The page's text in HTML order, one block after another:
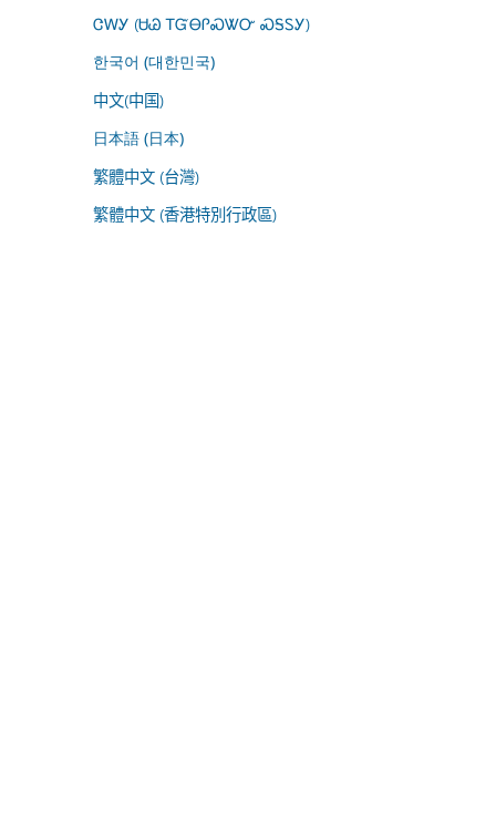
ᏣᎳᎩ (ᏌᏊ ᎢᏳᎾᎵᏍᏔᏅ ᏍᎦᏚᎩ)
한국어 (대한민국)
中文(中国)
日本語 (日本)
繁體中文 (台灣)
繁體中文 (香港特別行政區)